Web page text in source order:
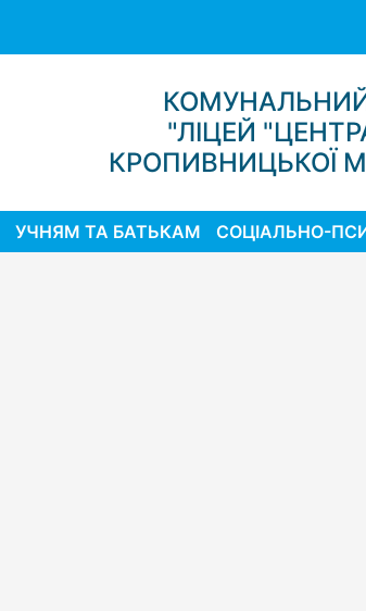
"ЛІЦЕЙ
КРОПИВНИЦЬКОЇ
УЧНЯМ ТА БАТЬКАМ СОЦІАЛЬНО-